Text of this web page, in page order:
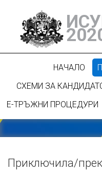
НАЧАЛО
СХЕМИ ЗА
Е-ТРЪЖНИ ПРОЦЕДУРИ
Приключилa/